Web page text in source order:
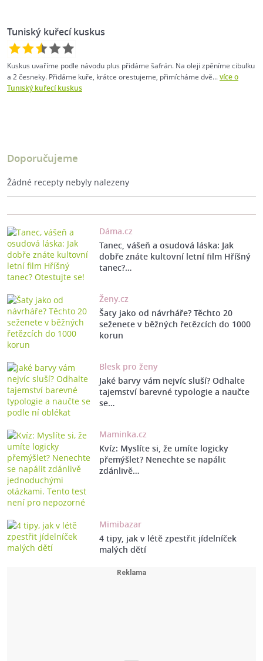
Tuniský kuřecí kuskus
Kuskus uvaříme podle návodu plus přidáme šafrán. Na oleji zpěníme cibulku
a 2 česneky. Přidáme kuře, krátce orestujeme, přimícháme dvě...více o
Tuniský kuřecí kuskus
Doporučujeme
Žádné recepty nebyly nalezeny
Dáma.cz
Tanec, vášeň a osudová láska: Jak
dobře znáte kultovní letní film Hříšný
tanec?…
Ženy.cz
Šaty jako od návrháře? Těchto 20
seženete v běžných řetězcích do 1000
korun
Blesk pro ženy
Jaké barvy vám nejvíc sluší? Odhalte
tajemství barevné typologie a naučte
se…
Maminka.cz
Kvíz: Myslíte si, že umíte logicky
přemýšlet? Nenechte se napálit
zdánlivě…
Mimibazar
4 tipy, jak v létě zpestřit jídelníček
malých dětí